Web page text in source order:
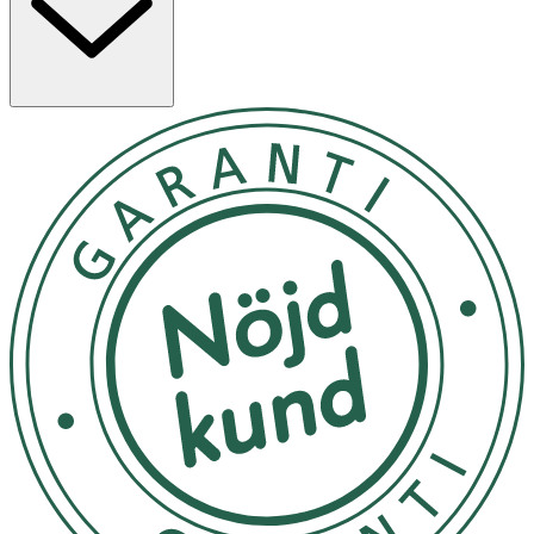
skadliga fria radikaler och miljöpåverkan, medan vitamin
A och E bidrar till att stimulera cellförnyelse, reparera
skadad hud och förbättra hudens textur och ton.
Som nattolja: Börja med att noggrant rengöra din hud
för att avlägsna smuts, olja och makeup. Ta några
droppar olja på handflatan och värm mellan händerna för
att aktivera dess ingredienser. Applicera försiktigt oljan
på ansikte och hals med mjuka, uppåtgående rörelser.
Låt oljan absorberas helt in i huden över natten för
optimal näring och återhämtning.
Dagtid: Applicera en mindre mängd av oljan på ansikte
och hals efter du tvättat dig på morgonen. Massera in
oljan tills den är helt absorberad. Följ upp med din vanliga
dagkräm för extra skydd och återfuktning. Om du
använder makeup, låt oljan sjunka in helt innan du
applicerar din makeup för en smidig applicering.